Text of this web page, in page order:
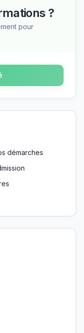
?
pour
démarches